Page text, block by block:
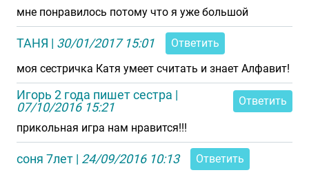
мне понравилось потому что я уже большой
ТАНЯ | 30/01/2017 15:01
Ответить
моя сестричка Катя умеет считать и знает Алфавит!
Игорь 2 года пишет сестра |
07/10/2016 15:21
Ответить
прикольная игра нам нравится!!!
соня 7лет | 24/09/2016 10:13
Ответить